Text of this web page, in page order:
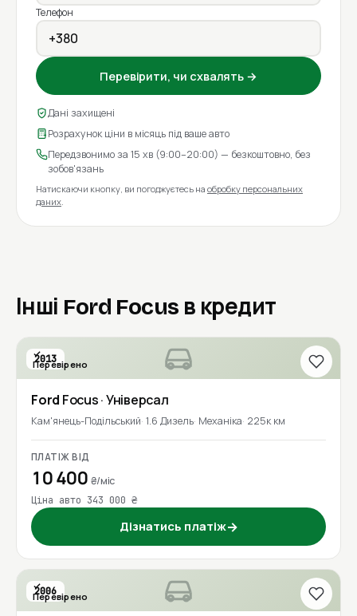
Телефон
Перевірити, чи схвалять →
Дані захищені
Розрахунок ціни в місяць під ваше авто
Передзвонимо за 15 хв (9:00–20:00) — безкоштовно, без
зобов'язань
Натискаючи кнопку, ви погоджуєтесь на обробку персональних
даних.
Інші Ford Focus в кредит
2013
Перевірено
Ford Focus· Універсал
Кам'янець-Подільський 1.6 Дизель Механіка 225к км
ПЛАТІЖ ВІД
10 400 ₴/міс
Ціна авто 343 000 ₴
Дізнатись платіж→
2006
Перевірено